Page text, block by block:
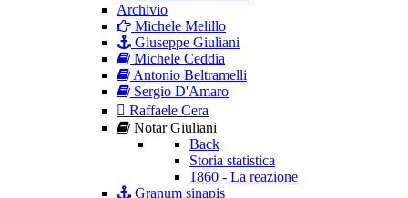
Archivio
Michele Melillo
Giuseppe Giuliani
Michele Ceddia
Antonio Beltramelli
Sergio D'Amaro
Raffaele Cera
Notar Giuliani
Back
Storia statistica
1860 - La reazione
Granum sinapis